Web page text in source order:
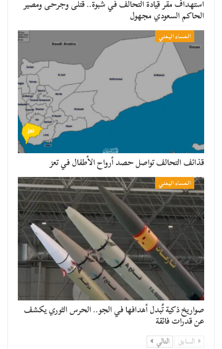
استهداف مقر قيادة التحالف في شبوة.. قتلى وجرحى ومصير
الحاكم السعودي مجهول
المساء اليمني
قذائف التحالف تواصل حصد أرواح الأطفال في تعز
المساء اليمني
صواريخ ذكية تُبدل أهدافها في الجو.. الحرس الثوري يكشف
عن قدرات فائقة
السابق التالي